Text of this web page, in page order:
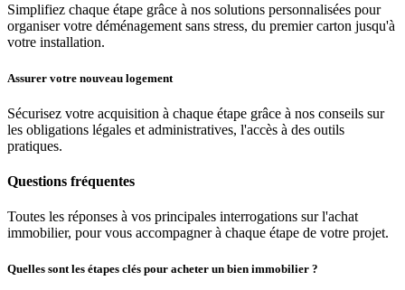
Simplifiez chaque étape grâce à nos solutions personnalisées pour
organiser votre déménagement sans stress, du premier carton jusqu'à
votre installation.
Assurer votre nouveau logement
Sécurisez votre acquisition à chaque étape grâce à nos conseils sur
les obligations légales et administratives, l'accès à des outils
pratiques.
Questions fréquentes
Toutes les réponses à vos principales interrogations sur l'achat
immobilier, pour vous accompagner à chaque étape de votre projet.
Quelles sont les étapes clés pour acheter un bien immobilier ?